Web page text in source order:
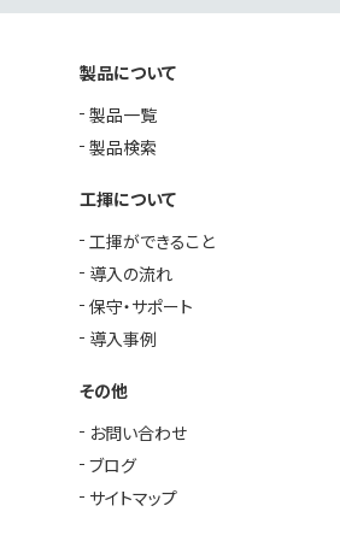
製品について
製品一覧
製品検索
工揮について
工揮ができること
導入の流れ
保守・サポート
導入事例
その他
お問い合わせ
ブログ
サイトマップ